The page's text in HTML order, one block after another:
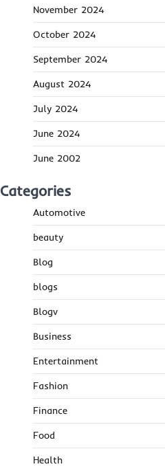
November 2024
October 2024
September 2024
August 2024
July 2024
June 2024
June 2002
Categories
Automotive
beauty
Blog
blogs
Blogv
Business
Entertainment
Fashion
Finance
Food
Health